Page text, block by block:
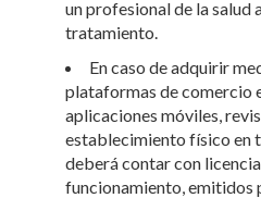
un profesional de la salud
tratamiento.
En caso de adquirir
plataformas de comercio
aplicaciones móviles,
establecimiento físico en
deberá contar con
funcionamiento, emitidos